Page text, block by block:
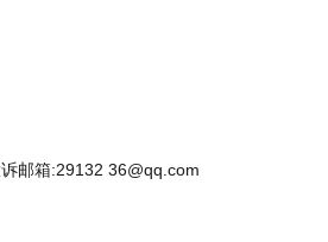
邮箱:29132 36@qq.com